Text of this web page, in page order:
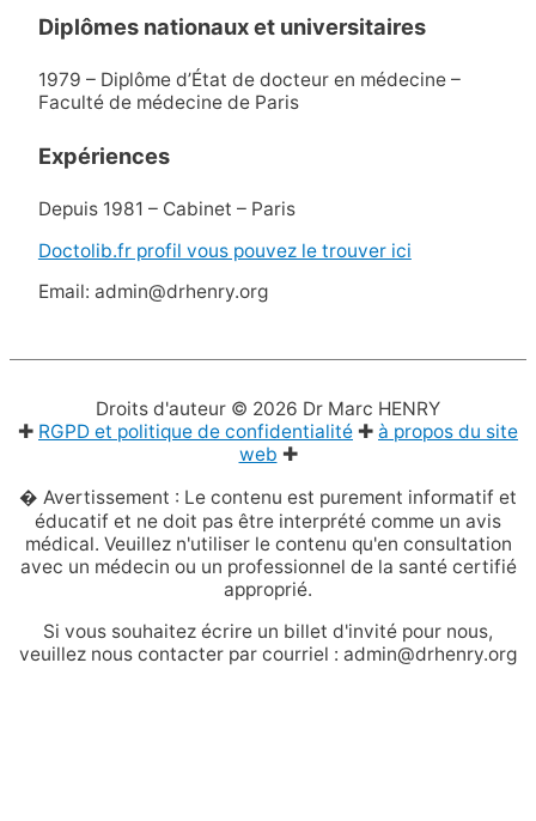
Diplômes nationaux et universitaires
1979 – Diplôme d’État de docteur en médecine –
Faculté de médecine de Paris
Expériences
Depuis 1981 – Cabinet – Paris
Doctolib.fr profil vous pouvez le trouver ici
Email: admin@drhenry.org
Droits d'auteur © 2026 Dr Marc HENRY
✚ RGPD et politique de confidentialité ✚ à propos du site
web ✚
� Avertissement : Le contenu est purement informatif et
éducatif et ne doit pas être interprété comme un avis
médical. Veuillez n'utiliser le contenu qu'en consultation
avec un médecin ou un professionnel de la santé certifié
approprié.
Si vous souhaitez écrire un billet d'invité pour nous,
veuillez nous contacter par courriel : admin@drhenry.org